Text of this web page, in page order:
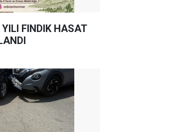
YILI FINDIK HASAT